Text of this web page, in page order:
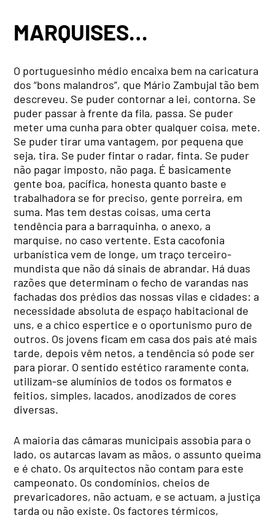
MARQUISES…
O portuguesinho médio encaixa bem na caricatura
dos “bons malandros”, que Mário Zambujal tão bem
descreveu. Se puder contornar a lei, contorna. Se
puder passar à frente da fila, passa. Se puder
meter uma cunha para obter qualquer coisa, mete.
Se puder tirar uma vantagem, por pequena que
seja, tira. Se puder fintar o radar, finta. Se puder
não pagar imposto, não paga. É basicamente
gente boa, pacífica, honesta quanto baste e
trabalhadora se for preciso, gente porreira, em
suma. Mas tem destas coisas, uma certa
tendência para a barraquinha, o anexo, a
marquise, no caso vertente. Esta cacofonia
urbanística vem de longe, um traço terceiro-
mundista que não dá sinais de abrandar. Há duas
razões que determinam o fecho de varandas nas
fachadas dos prédios das nossas vilas e cidades: a
necessidade absoluta de espaço habitacional de
uns, e a chico espertice e o oportunismo puro de
outros. Os jovens ficam em casa dos pais até mais
tarde, depois vêm netos, a tendência só pode ser
para piorar. O sentido estético raramente conta,
utilizam-se alumínios de todos os formatos e
feitios, simples, lacados, anodizados de cores
diversas.
A maioria das câmaras municipais assobia para o
lado, os autarcas lavam as mãos, o assunto queima
e é chato. Os arquitectos não contam para este
campeonato. Os condomínios, cheios de
prevaricadores, não actuam, e se actuam, a justiça
tarda ou não existe. Os factores térmicos,